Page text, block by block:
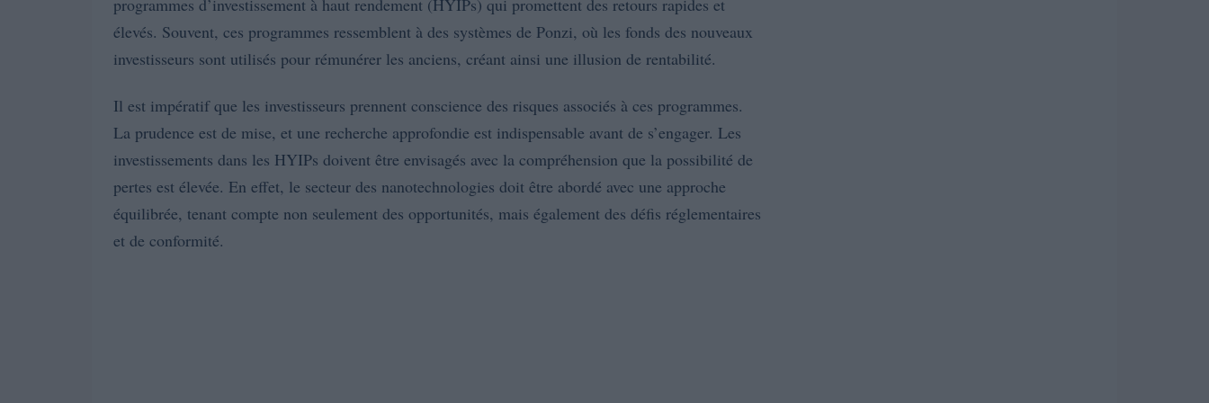
programmes d’investissement à haut rendement (HYIPs) qui promettent des retours rapides et
élevés. Souvent, ces programmes ressemblent à des systèmes de Ponzi, où les fonds des nouveaux
investisseurs sont utilisés pour rémunérer les anciens, créant ainsi une illusion de rentabilité.
Il est impératif que les investisseurs prennent conscience des risques associés à ces programmes.
La prudence est de mise, et une recherche approfondie est indispensable avant de s’engager. Les
investissements dans les HYIPs doivent être envisagés avec la compréhension que la possibilité de
pertes est élevée. En effet, le secteur des nanotechnologies doit être abordé avec une approche
équilibrée, tenant compte non seulement des opportunités, mais également des défis réglementaires
et de conformité.